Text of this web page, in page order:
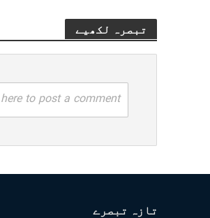
تبصرہ لکھیے
to post a comment
تازہ تبصرے